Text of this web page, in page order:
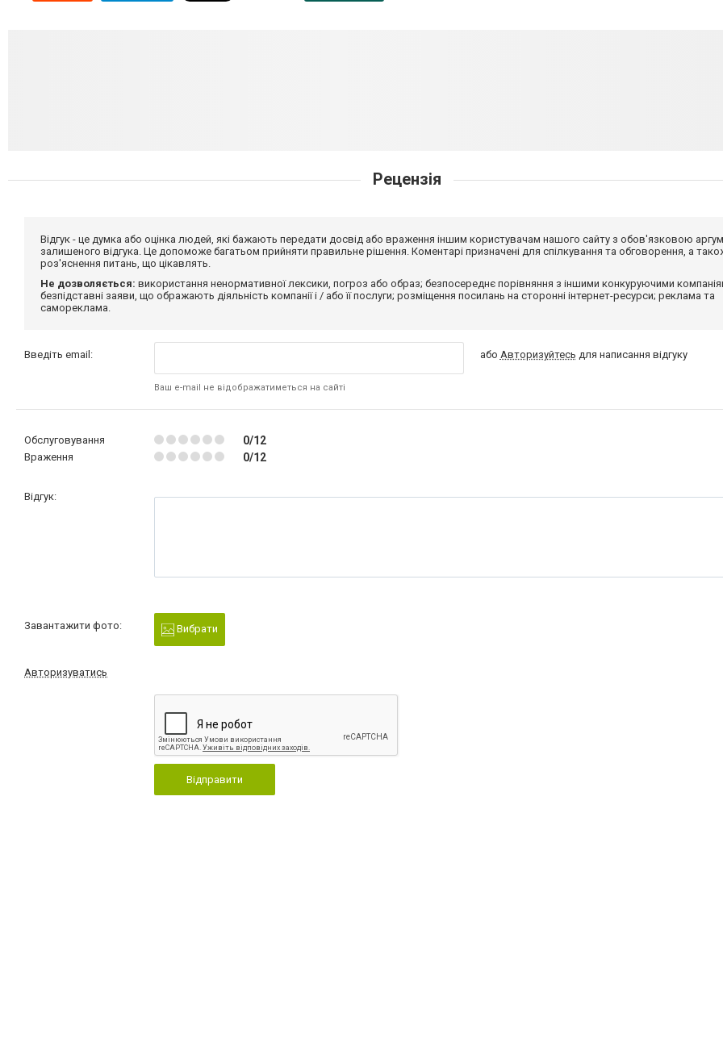
Рецензія
Відгук - це думка або оцінка людей, які бажають передати досвід або враження іншим користувачам нашого сайту з обов'язковою
залишеного відгука. Це допоможе багатьом прийняти правильне рішення. Коментарі призначені для спілкування та обговорення, а
роз'яснення питань, що цікавлять.
Не дозволяється: використання ненормативної лексики, погроз або образ; безпосереднє порівняння з іншими конкуруючими
безпідставні заяви, що ображають діяльність компанії і / або її послуги; розміщення посилань на сторонні інтернет-ресурси; реклама та
самореклама.
Введіть email:
Ваш e-mail не відображатиметься на сайті
або Авторизуйтесь для написання відгуку
Обслуговування 0/12
Враження 0/12
Відгук:
Завантажити фото: Вибрати
Авторизуватись
Відправити